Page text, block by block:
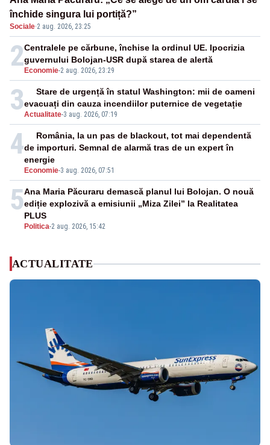
închide singura lui portiță?”
Sociale·2 aug. 2026, 23:25
2 Economie-2 aug. 2026, 23:29
Centralele pe cărbune, închise la ordinul UE. Ipocrizia
guvernului Bolojan-USR după starea de alertă
3Actualitate-3 aug. 2026, 07:19
Stare de urgență în statul Washington: mii de oameni
evacuați din cauza incendiilor puternice de vegetație
4
Economie-3 aug. 2026, 07:51
România, la un pas de blackout, tot mai dependentă
de importuri. Semnal de alarmă tras de un expert în
energie
5
Politica-2 aug. 2026, 15:42
Ana Maria Păcuraru demască planul lui Bolojan. O nouă
ediție explozivă a emisiunii „Miza Zilei” la Realitatea
PLUS
ACTUALITATE